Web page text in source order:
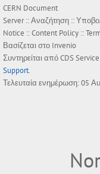
CERN Document
Server ::Αναζήτηση ::
Notice ::Content Policy ::
Βασίζεται στο Invenio
Συντηρείται απόCDS Service
Support.
Τελευταία ενημέρωση: 05